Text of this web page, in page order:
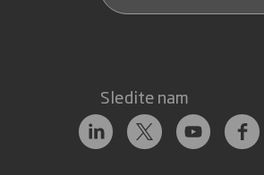
Sledite nam